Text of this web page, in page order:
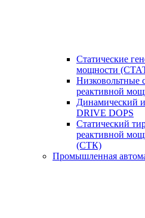
Статические
мощности
Низковольтные
реактивной
Динамический
DRIVE DOPS
Cтатический
реактивной
(СТК)
Промышленная